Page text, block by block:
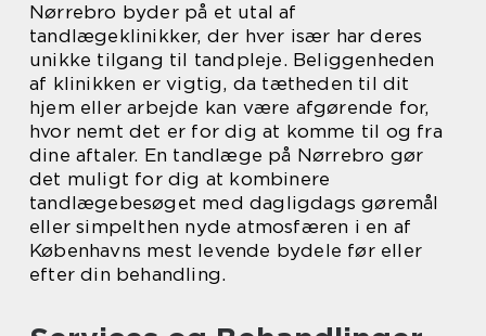
Nørrebro byder på et utal af
tandlægeklinikker, der hver især har deres
unikke tilgang til tandpleje. Beliggenheden
af klinikken er vigtig, da tætheden til dit
hjem eller arbejde kan være afgørende for,
hvor nemt det er for dig at komme til og fra
dine aftaler. En tandlæge på Nørrebro gør
det muligt for dig at kombinere
tandlægebesøget med dagligdags gøremål
eller simpelthen nyde atmosfæren i en af
Københavns mest levende bydele før eller
efter din behandling.